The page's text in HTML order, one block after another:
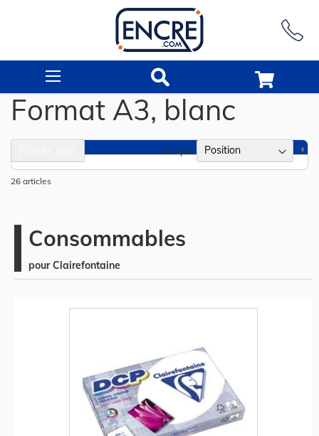
Format A3, blanc
26 articles
Trier par
Consommables
pour Clairefontaine